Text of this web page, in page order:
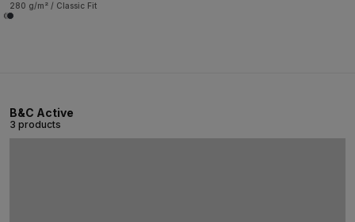
280 g/m² / Classic Fit
B&C Active
3 products